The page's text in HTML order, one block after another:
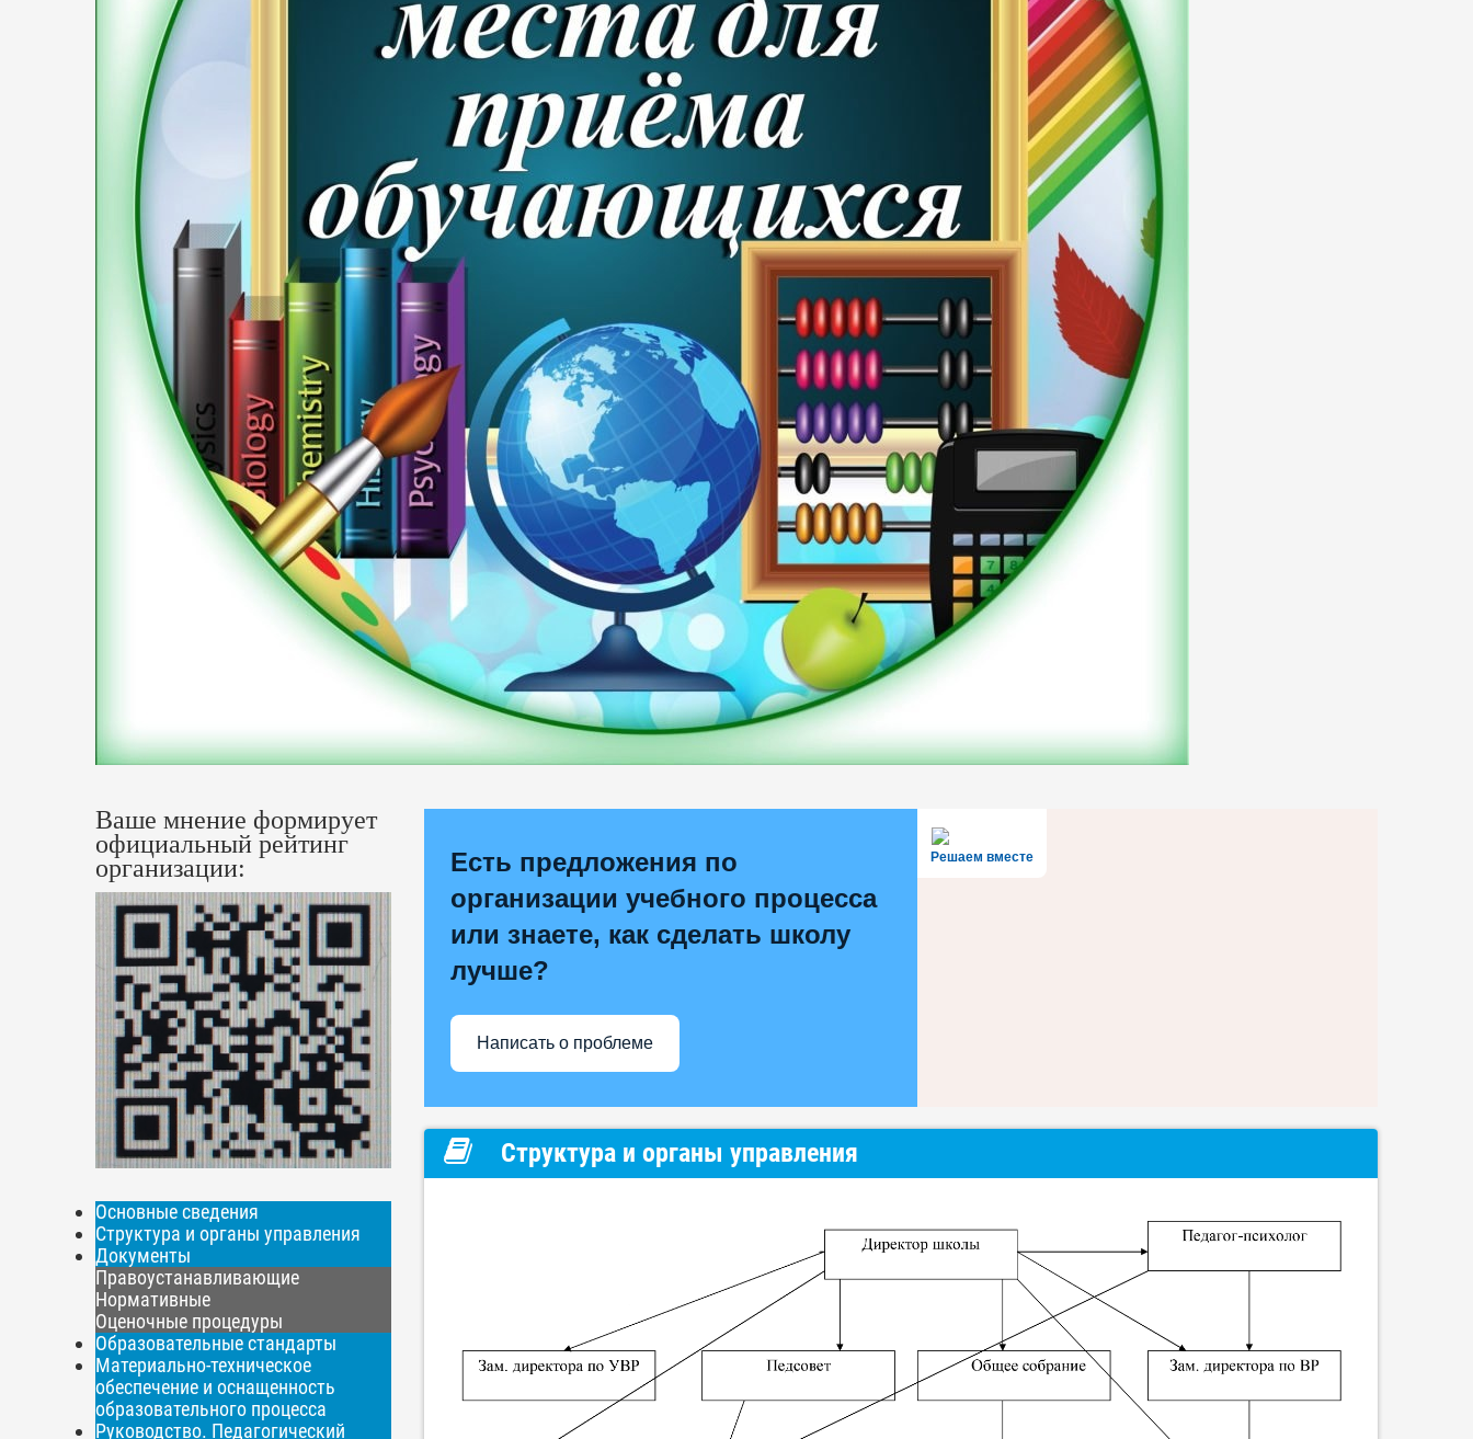
Ваше мнение формирует
официальный рейтинг
организации:
Основные сведения
Структура и органы управления
Документы
Правоустанавливающие
Нормативные
Оценочные процедуры
Образовательные стандарты
Материально-техническое
обеспечение и оснащенность
образовательного процесса
Руководство. Педагогический
Решаем вместе
Есть предложения по
организации учебного процесса
или знаете, как сделать школу
лучше?
Написать о проблеме
Структура и органы управления